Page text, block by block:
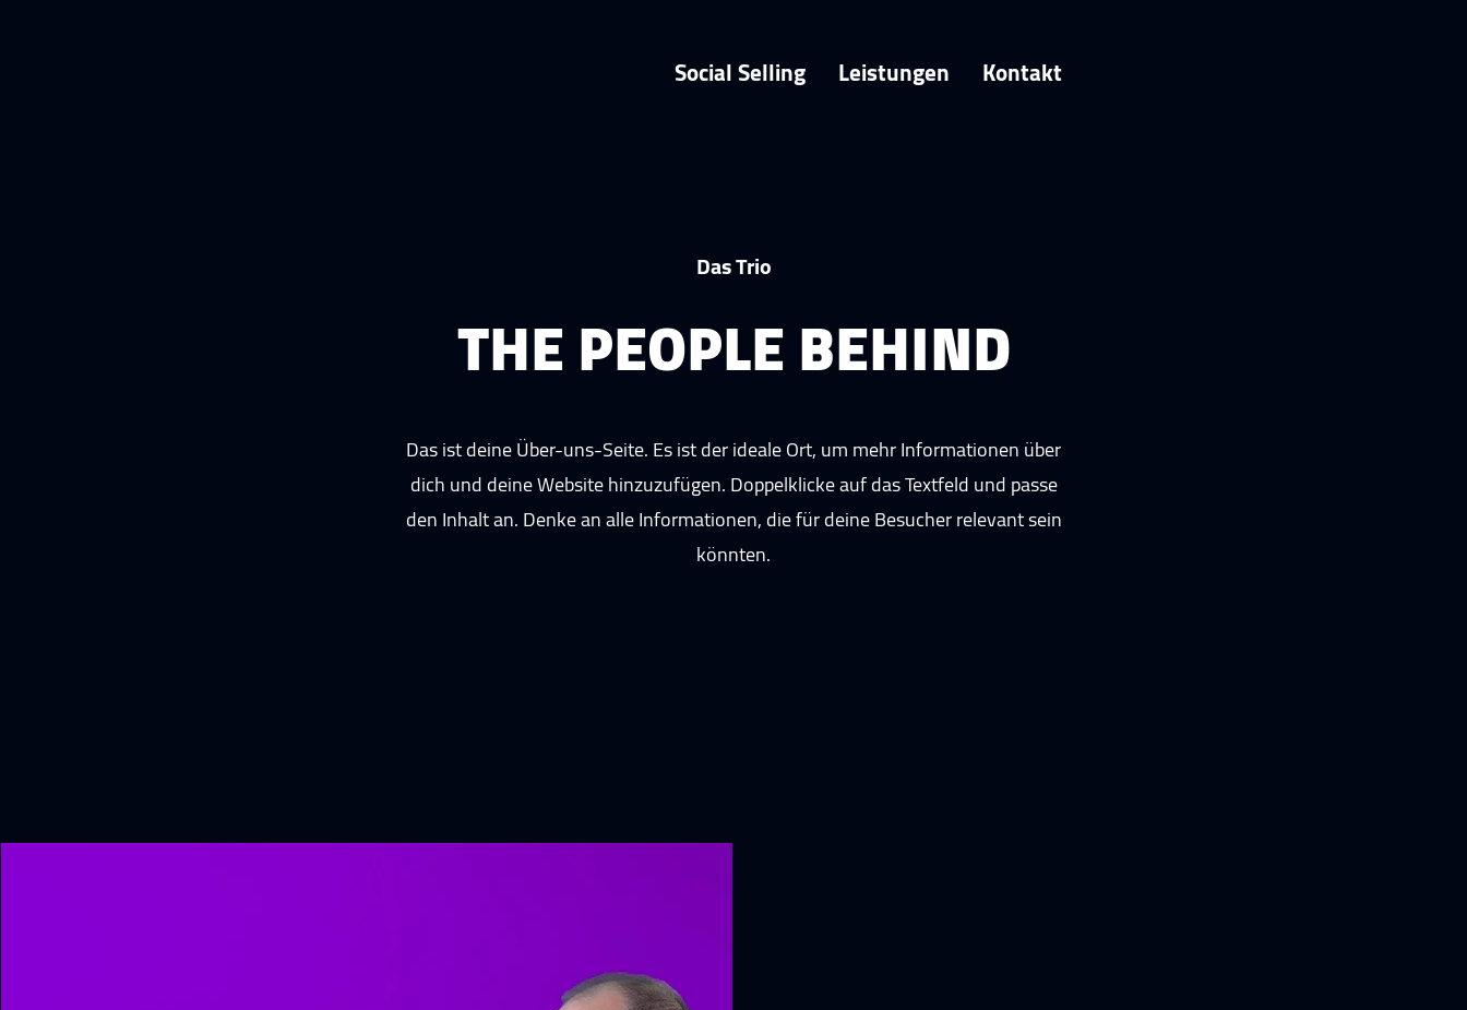
Social Selling Leistungen Kontakt
Das Trio
THE PEOPLE BEHIND
Das ist deine Über-uns-Seite. Es ist der ideale Ort, um mehr Informationen über
dich und deine Website hinzuzufügen. Doppelklicke auf das Textfeld und passe
den Inhalt an. Denke an alle Informationen, die für deine Besucher relevant sein
könnten.